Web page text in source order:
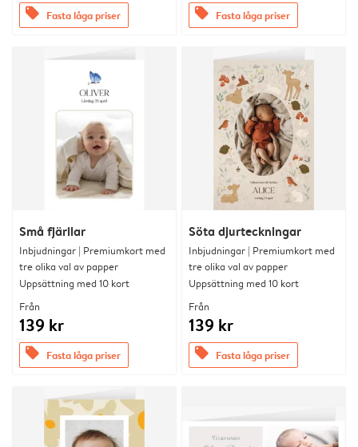
offers Fasta låga priser offers Fasta låga priser
Små fjärilar
Inbjudningar | Premiumkort med
tre olika val av papper
Uppsättning med 10 kort
Från
139 kr
offers Fasta låga priser
Söta djurteckningar
Inbjudningar | Premiumkort med
tre olika val av papper
Uppsättning med 10 kort
Från
139 kr
offers Fasta låga priser